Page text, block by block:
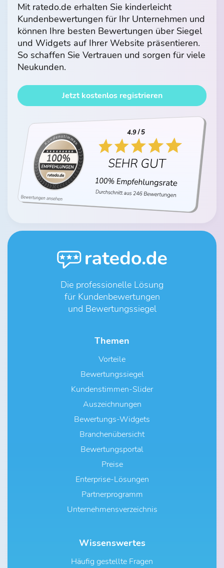
Mit ratedo.de erhalten Sie kinderleicht
Kundenbewertungen für Ihr Unternehmen und
können Ihre besten Bewertungen über Siegel
und Widgets auf Ihrer Website präsentieren.
So schaffen Sie Vertrauen und sorgen für viele
Neukunden.
Jetzt kostenlos registrieren
Die professionelle Lösung
für Kundenbewertungen
und Bewertungssiegel
Themen
Vorteile
Bewertungssiegel
Kundenstimmen-Slider
Auszeichnungen
Bewertungs-Widgets
Branchenübersicht
Bewertungsportal
Preise
Enterprise-Lösungen
Partnerprogramm
Unternehmensverzeichnis
Wissenswertes
Häufig gestellte Fragen